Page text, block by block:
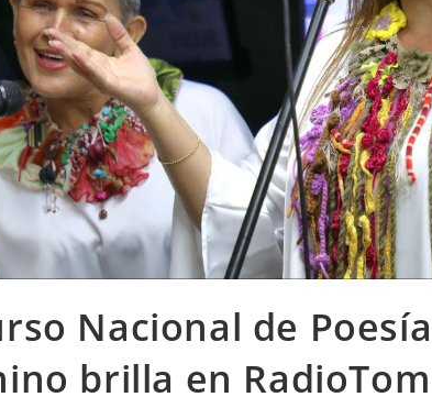
Nacional de
brilla en RadioTom